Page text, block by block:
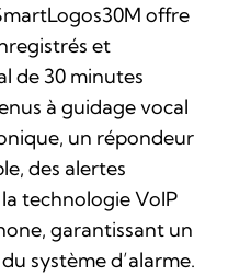
offre
et
de 30 minutes
à guidage vocal
un répondeur
des alertes
technologie VoIP
garantissant un
système d’alarme.